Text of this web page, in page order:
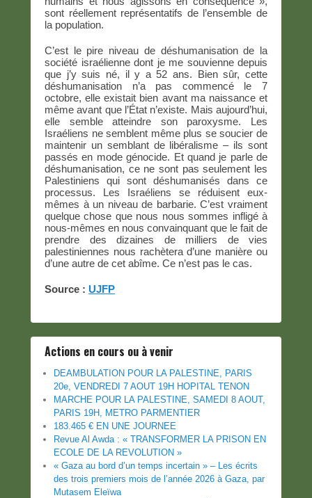
sont réellement représentatifs de l’ensemble de
la population.
C’est le pire niveau de déshumanisation de la
société israélienne dont je me souvienne depuis
que j’y suis né, il y a 52 ans. Bien sûr, cette
déshumanisation n’a pas commencé le 7
octobre, elle existait bien avant ma naissance et
même avant que l’État n’existe. Mais aujourd’hui,
elle semble atteindre son paroxysme. Les
Israéliens ne semblent même plus se soucier de
maintenir un semblant de libéralisme – ils sont
passés en mode génocide. Et quand je parle de
déshumanisation, ce ne sont pas seulement les
Palestiniens qui sont déshumanisés dans ce
processus. Les Israéliens se réduisent eux-
mêmes à un niveau de barbarie. C’est vraiment
quelque chose que nous nous sommes infligé à
nous-mêmes en nous convainquant que le fait de
prendre des dizaines de milliers de vies
palestiniennes nous rachètera d’une manière ou
d’une autre de cet abîme. Ce n’est pas le cas.
Source : UJFP
Actions en cours ou à venir
DEAMBULATION POUR LA PALESTINE, PARIS
20e, VENDREDI 7 AOUT 19H HOPITAL TENON
MARCHE POUR LA PALESTINE, SAMEDI 8 AOUT,
PARIS 19H, METRO PARMENTIER
183.465 € EN UNE JOURNEE
Revue Al Awda : « TRANSFORMER LA PRISON EN
ECOLE DE LA REVOLUTION »
« Gaza au bord d’un temps incertain » – Les écrits
des trois premiers mois de l’année 2026 à Gaza, par
Mutasem Eleïwa